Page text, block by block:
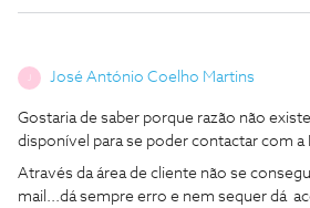
José António Coelho Martins
Gostaria de saber porque razão não
disponível para se poder contactar com a
Através da área de cliente não se
mail...dá sempre erro e nem sequer dá